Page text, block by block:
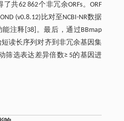
共62 862个非冗余ORFs。ORF
(v0.8.12)比对至NCBI-NR数据
能注释[38]。最后，通过BBmap
短读长序列对齐到非冗余基因集
筛选表达差异倍数≥ 5的基因进